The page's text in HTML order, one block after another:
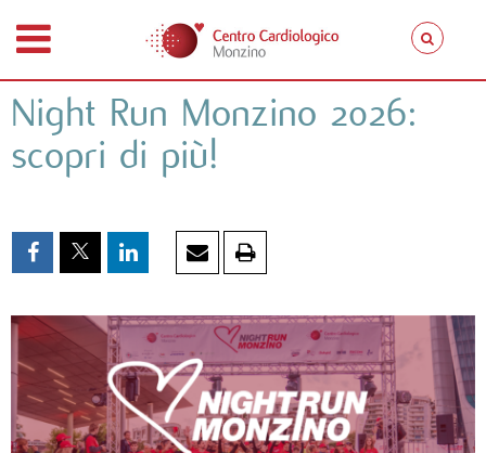
Night Run Monzino 2026:
scopri di più!